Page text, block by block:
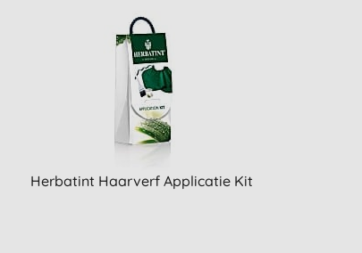
Herbatint Haarverf Applicatie Kit